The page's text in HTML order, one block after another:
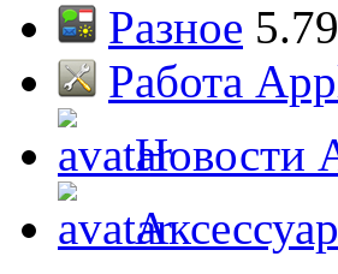
Разное 5.79
Работа
Новости